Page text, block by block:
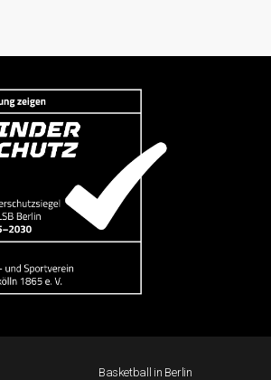
Basketball in Berlin